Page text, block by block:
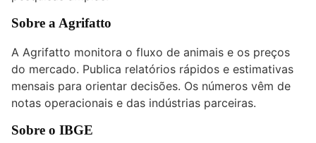
Sobre a Agrifatto
A Agrifatto monitora o fluxo de animais e os preços
do mercado. Publica relatórios rápidos e estimativas
mensais para orientar decisões. Os números vêm de
notas operacionais e das indústrias parceiras.
Sobre o IBGE